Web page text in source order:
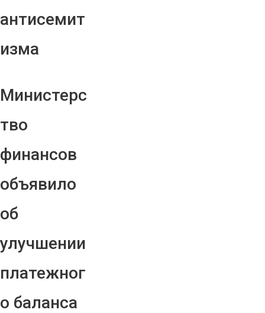
антисемит
изма
Министерс
тво
финансов
объявило
об
улучшении
платежног
о баланса